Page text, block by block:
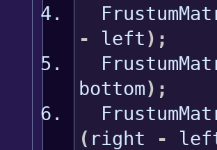
- left) ;
bottom) ;
( right -